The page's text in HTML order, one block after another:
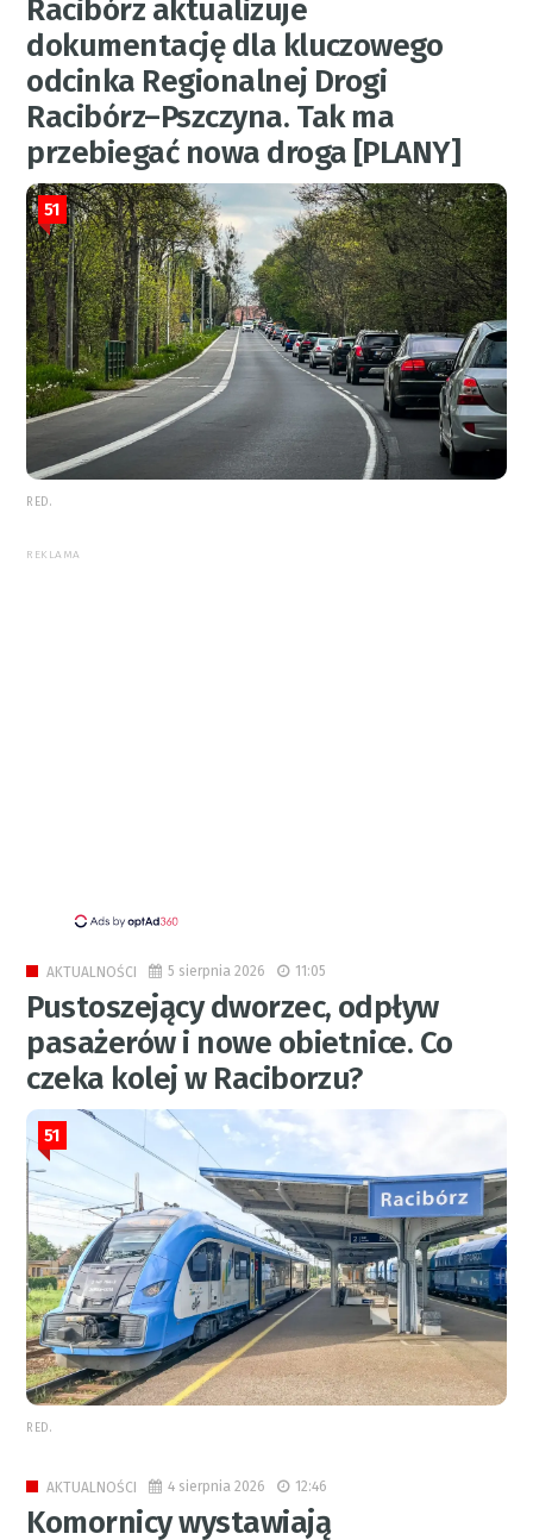
Racibórz aktualizuje
dokumentację dla kluczowego
odcinka Regionalnej Drogi
Racibórz–Pszczyna. Tak ma
przebiegać nowa droga [PLANY]
51
RED.
REKLAMA
AKTUALNOŚCI 5 sierpnia 2026 11:05
Pustoszejący dworzec, odpływ
pasażerów i nowe obietnice. Co
czeka kolej w Raciborzu?
51
RED.
AKTUALNOŚCI 4 sierpnia 2026 12:46
Komornicy wystawiają